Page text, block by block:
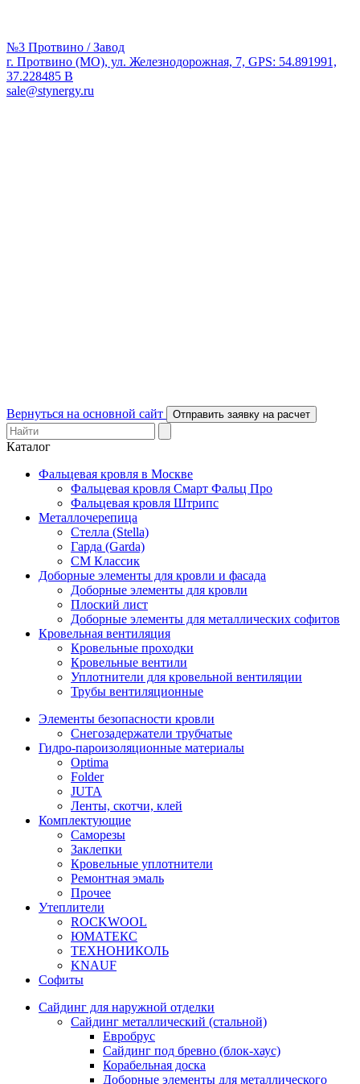
№3 Протвино / Завод
г. Протвино (МО), ул. Железнодорожная, 7, GPS: 54.891991,
37.228485 В
sale@stynergy.ru
Вернуться на основной сайт Отправить заявку на расчет
Каталог
Фальцевая кровля в Москве
Фальцевая кровля Смарт Фальц Про
Фальцевая кровля Штрипс
Металлочерепица
Стелла (Stella)
Гарда (Garda)
СМ Классик
Доборные элементы для кровли и фасада
Доборные элементы для кровли
Плоский лист
Доборные элементы для металлических софитов
Кровельная вентиляция
Кровельные проходки
Кровельные вентили
Уплотнители для кровельной вентиляции
Трубы вентиляционные
Элементы безопасности кровли
Снегозадержатели трубчатые
Гидро-пароизоляционные материалы
Optima
Folder
JUTA
Ленты, скотчи, клей
Комплектующие
Саморезы
Заклепки
Кровельные уплотнители
Ремонтная эмаль
Прочее
Утеплители
ROCKWOOL
ЮМАТЕКС
ТЕХНОНИКОЛЬ
KNAUF
Софиты
Сайдинг для наружной отделки
Сайдинг металлический (стальной)
Евробрус
Сайдинг под бревно (блок-хаус)
Корабельная доска
Доборные элементы для металлического